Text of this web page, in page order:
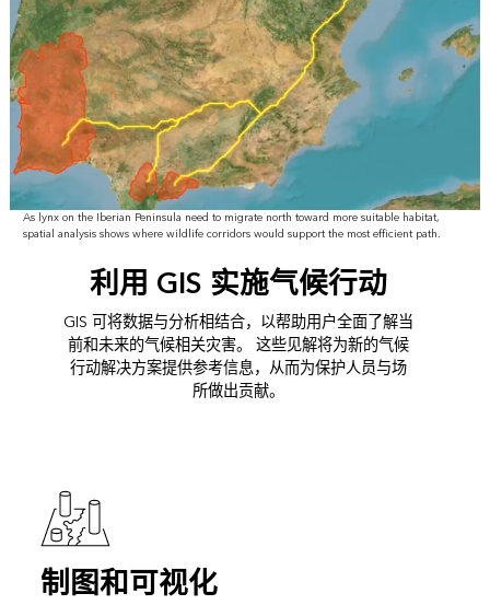
As lynx on the Iberian Peninsula need to migrate north toward more suitable habitat,
spatial analysis shows where wildlife corridors would support the most efficient path.
利用 GIS 实施气候行动
GIS 可将数据与分析相结合，以帮助用户全面了解当
前和未来的气候相关灾害。 这些见解将为新的气候
行动解决方案提供参考信息，从而为保护人员与场
所做出贡献。
制图和可视化